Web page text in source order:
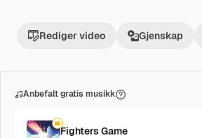
Rediger video Gjenskap
Anbefalt gratis musikk
Fighters Game